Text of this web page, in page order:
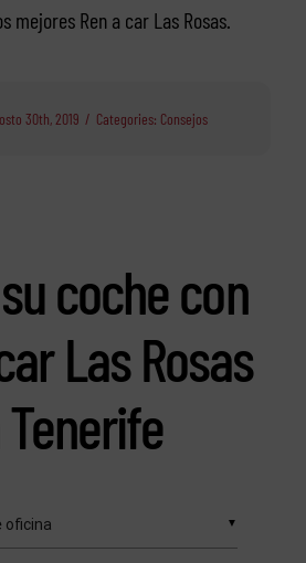
mejores Ren a car Las Rosas.
30th, 2019 / Categories: Consejos
coche con
Las Rosas